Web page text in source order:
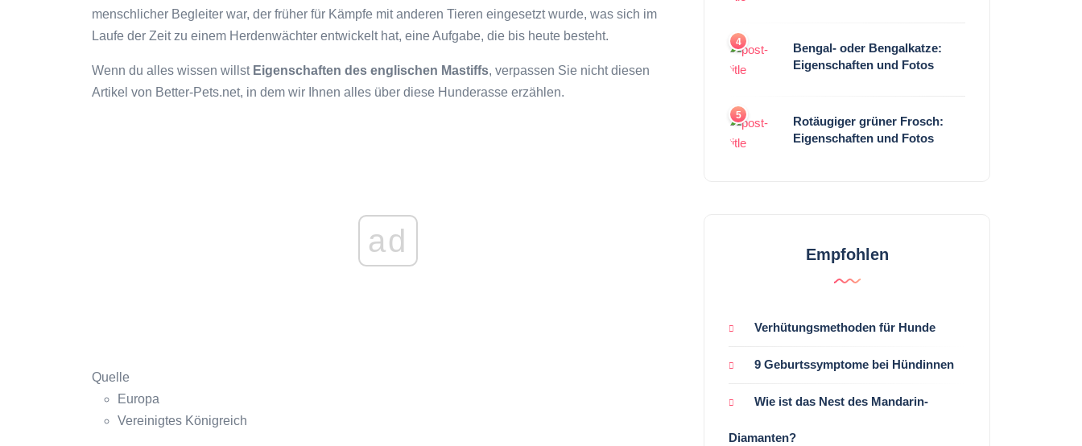
menschlicher Begleiter war, der früher für Kämpfe mit anderen Tieren eingesetzt wurde, was sich im
Laufe der Zeit zu einem Herdenwächter entwickelt hat, eine Aufgabe, die bis heute besteht.
Wenn du alles wissen willst Eigenschaften des englischen Mastiffs, verpassen Sie nicht diesen
Artikel von Better-Pets.net, in dem wir Ihnen alles über diese Hunderasse erzählen.
ad
Quelle
Europa
Vereinigtes Königreich
4
Bengal- oder Bengalkatze:
Eigenschaften und Fotos
5
Rotäugiger grüner Frosch:
Eigenschaften und Fotos
Empfohlen
Verhütungsmethoden für Hunde
9 Geburtssymptome bei Hündinnen
Wie ist das Nest des Mandarin-
Diamanten?